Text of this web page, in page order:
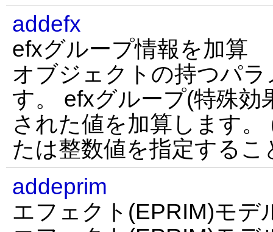
addefx
efxグループ情報を加算
オブジェクトの持つパ
す。 efxグループ(特殊効
された値を加算します
たは整数値を指定する
addeprim
エフェクト(EPRIM)モデ